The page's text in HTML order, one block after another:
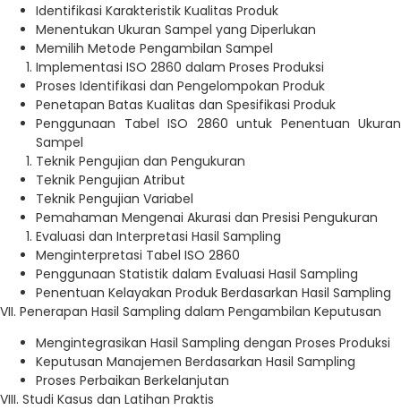
Identifikasi Karakteristik Kualitas Produk
Menentukan Ukuran Sampel yang Diperlukan
Memilih Metode Pengambilan Sampel
Implementasi ISO 2860 dalam Proses Produksi
Proses Identifikasi dan Pengelompokan Produk
Penetapan Batas Kualitas dan Spesifikasi Produk
Penggunaan Tabel ISO 2860 untuk Penentuan Ukuran
Sampel
Teknik Pengujian dan Pengukuran
Teknik Pengujian Atribut
Teknik Pengujian Variabel
Pemahaman Mengenai Akurasi dan Presisi Pengukuran
Evaluasi dan Interpretasi Hasil Sampling
Menginterpretasi Tabel ISO 2860
Penggunaan Statistik dalam Evaluasi Hasil Sampling
Penentuan Kelayakan Produk Berdasarkan Hasil Sampling
VII. Penerapan Hasil Sampling dalam Pengambilan Keputusan
Mengintegrasikan Hasil Sampling dengan Proses Produksi
Keputusan Manajemen Berdasarkan Hasil Sampling
Proses Perbaikan Berkelanjutan
VIII. Studi Kasus dan Latihan Praktis